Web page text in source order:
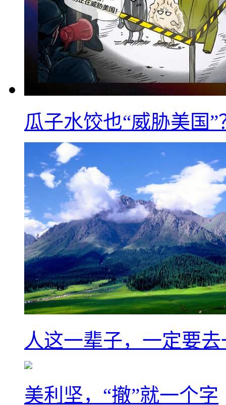
瓜子水饺也“威胁美国”
人这一辈子，一定要
美利坚，“撤”就一个字